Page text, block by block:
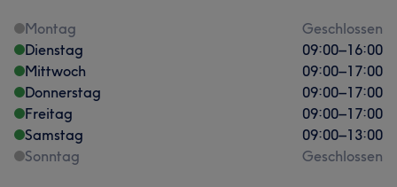
Montag
Geschlossen
Dienstag
09:00–16:00
Mittwoch
09:00–17:00
Donnerstag
09:00–17:00
Freitag
09:00–17:00
Samstag
09:00–13:00
Sonntag
Geschlossen